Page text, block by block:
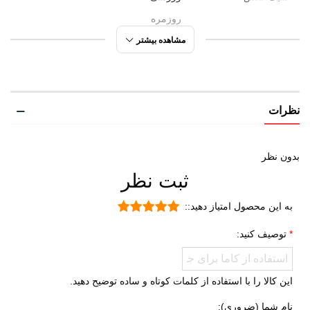
روزمره
تابستانی
ورزشی
شهری
طبیعت گردی
جنس رویه
مشاهده بیشتر
نظرات
بدون نظر
ثبت نظر
به این محصول امتیاز دهید::
توصیف کنید:
این کالا را با استفاده از کلمات کوتاه و ساده توضیح دهید.
نام شما (ضروری):